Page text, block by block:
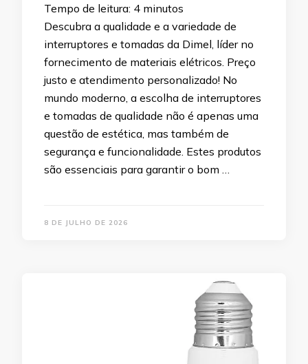
Tempo de leitura: 4 minutos
Descubra a qualidade e a variedade de
interruptores e tomadas da Dimel, líder no
fornecimento de materiais elétricos. Preço
justo e atendimento personalizado! No
mundo moderno, a escolha de interruptores
e tomadas de qualidade não é apenas uma
questão de estética, mas também de
segurança e funcionalidade. Estes produtos
são essenciais para garantir o bom …
8 DE JULHO DE 2026